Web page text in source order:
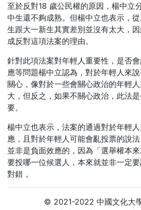
至於反對18 歲公民權的原因，楊中立
中生還不夠成熟。但楊中立也表示，
生跟大一新生其實差別並沒有太大，
成反對這項法案的理由。
針對此項法案對年輕人重要性，是否
應等問題楊中立認為，對於年輕人來
關心，像對於一些會關心政治的年輕
大，但反之，如果不關心政治，此法
要。
楊中立也表示，法案的通過對於年輕
應，且對於年輕人可能會亂投票的說
並非是負面效應的，因為「選舉權本
要投哪一位候選人，本來就並非一定
對錯 。
© 2021-2022 中國文化大